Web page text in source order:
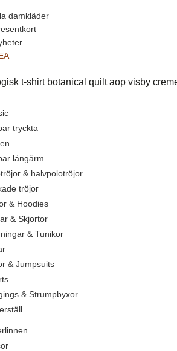
damkläder
tryckta
långärm
& halvpolotröjor
tröjor
& Hoodies
& Skjortor
& Tunikor
& Jumpsuits
& Strumpbyxor